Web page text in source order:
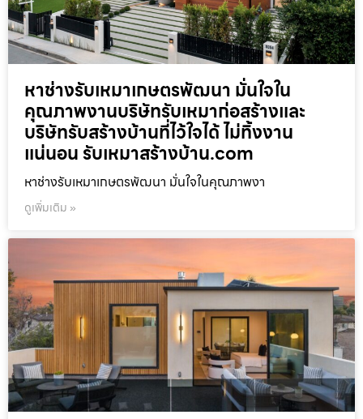
หาช่างรับเหมาเกษตรพัฒนา มั่นใจใน
คุณภาพงานบริษัทรับเหมาก่อสร้างและ
บริษัทรับสร้างบ้านที่ไว้ใจได้ ไม่ทิ้งงาน
แน่นอน รับเหมาสร้างบ้าน.com
หาช่างรับเหมาเกษตรพัฒนา มั่นใจในคุณภาพงา
ดูเพิ่มเติม »